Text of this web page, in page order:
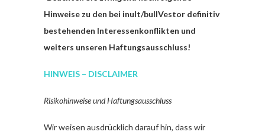
Hinweise zu den bei inult/bullVestor definitiv
bestehenden Interessenkonflikten und
weiters unseren Haftungsausschluss!
HINWEIS – DISCLAIMER
Risikohinweise und Haftungsausschluss
Wir weisen ausdrücklich darauf hin, dass wir